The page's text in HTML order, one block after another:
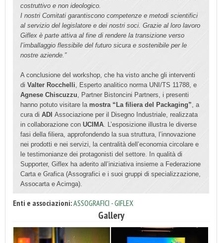
costruttivo e non ideologico.
I nostri Comitati garantiscono competenze e metodi scientifici
al servizio del legislatore e dei nostri soci. Grazie al loro lavoro
Giflex è parte attiva al fine di rendere la transizione verso
l’imballaggio flessibile del futuro sicura e sostenibile per le
nostre aziende.”
A conclusione del workshop, che ha visto anche gli interventi
di Valter Rocchelli , Esperto analitico norma UNI/TS 11788, e
Agnese Chiscuzzu , Partner Bistoncini Partners, i presenti
hanno potuto visitare la mostra “La filiera del Packaging” , a
cura di ADI Associazione per il Disegno Industriale, realizzata
in collaborazione con UCIMA . L’esposizione illustra le diverse
fasi della filiera, approfondendo la sua struttura, l’innovazione
nei prodotti e nei servizi, la centralità dell’economia circolare e
le testimonianze dei protagonisti del settore. In qualità di
Supporter, Giflex ha aderito all’iniziativa insieme a Federazione
Carta e Grafica (Assografici e i suoi gruppi di specializzazione,
Assocarta e Acimga).
Enti e associazioni:ASSOGRAFICI - GIFLEX
Gallery